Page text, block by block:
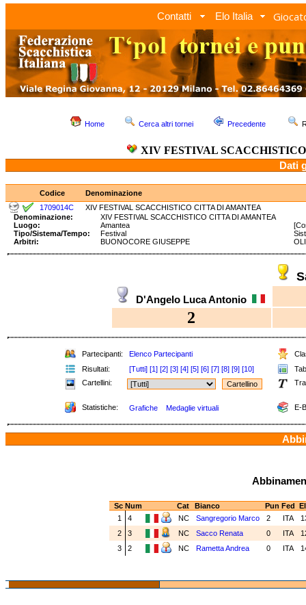
Contatti Elo Italia
Home Cerca altri tornei Precedente
XIV FESTIVAL
Dati
Codice
Denominazione
1709014C
XIV FESTIVAL SCACCHISTICO CITTA DI AMANTEA
Denominazione:
XIV FESTIVAL SCACCHISTICO CITTA DI AMANTEA
Luogo:
Amantea
Tipo/Sistema/Tempo:
Festival
Arbitri:
BUONOCORE GIUSEPPE
D'Angelo Luca Antonio
2
Partecipanti: Elenco Partecipanti
Risultati:
[Tutti] [1] [2] [3] [4] [5] [6] [7] [8] [9] [10]
Cartellini:
Statistiche: Grafiche Medaglie virtuali E-
Sc Num Cat Bianco Pun Fed
1
4 NC Sangregorio Marco 2 ITA
2
3 NC Sacco Renata 0 ITA
3
2 NC Rametta Andrea 0 ITA